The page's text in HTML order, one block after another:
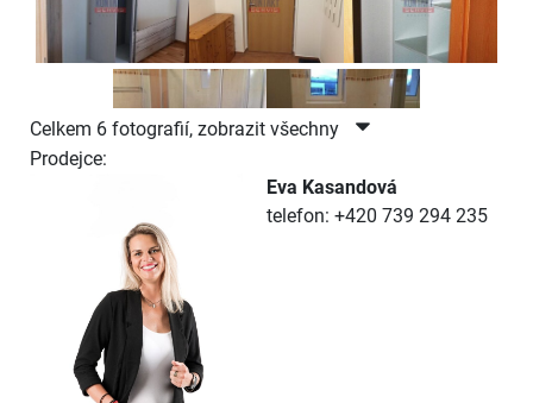
Celkem 6 fotografií, zobrazit všechny
Prodejce:
Eva Kasandová
telefon: +420 739 294 235